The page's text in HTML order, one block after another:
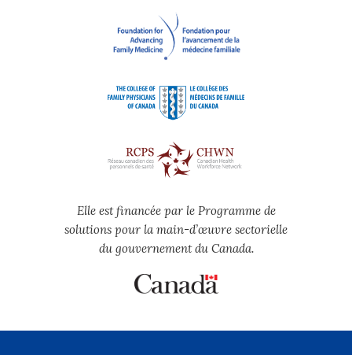
Elle est financée par le Programme de
solutions pour la main-d’œuvre sectorielle
du gouvernement du Canada.